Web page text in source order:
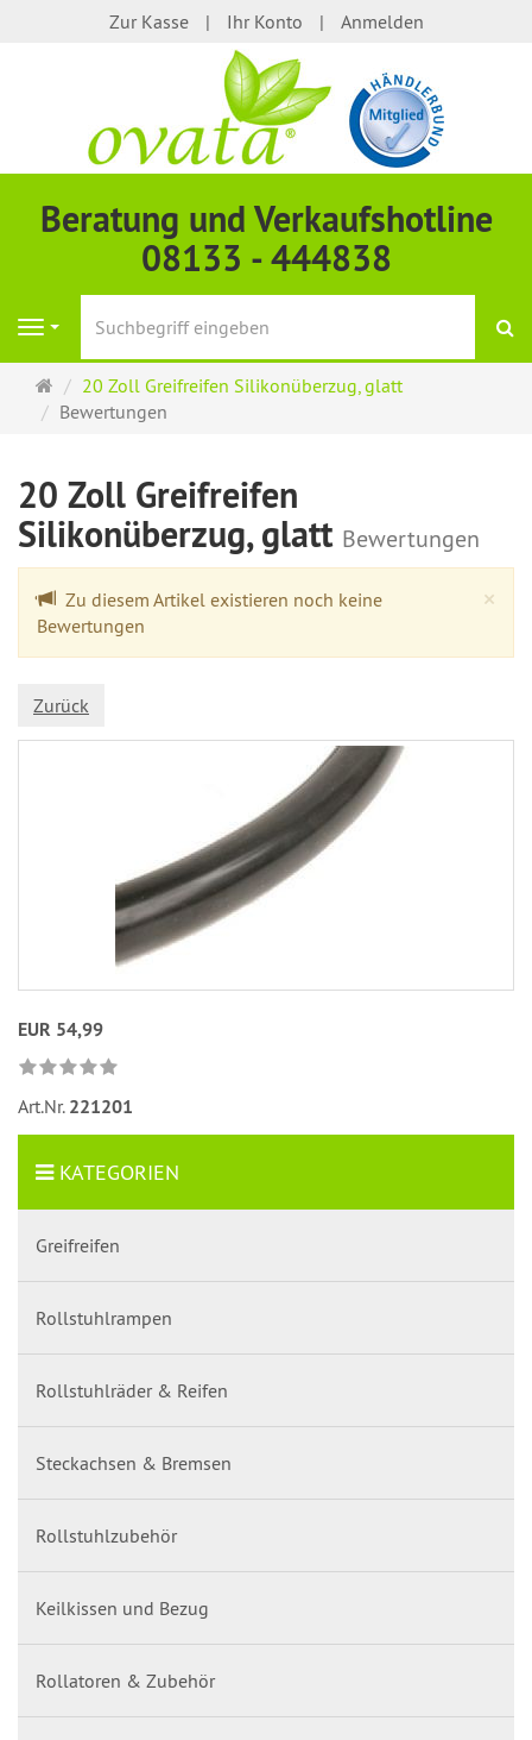
Zur Kasse Ihr Konto Anmelden
Beratung und Verkaufshotline
08133 - 444838
Navigation
Startseite
20 Zoll Greifreifen Silikonüberzug, glatt
Bewertungen
20 Zoll Greifreifen
Silikonüberzug, glatt Bewertungen
×
Zu diesem Artikel existieren noch keine
Bewertungen
Zurück
EUR 54,99
Art.Nr. 221201
KATEGORIEN
Greifreifen
Rollstuhlrampen
Rollstuhlräder & Reifen
Steckachsen & Bremsen
Rollstuhlzubehör
Keilkissen und Bezug
Rollatoren & Zubehör